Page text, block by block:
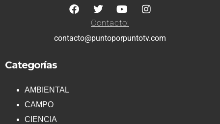
Contacto:
contacto@puntoporpuntotv.com
Categorías
AMBIENTAL
CAMPO
CIENCIA